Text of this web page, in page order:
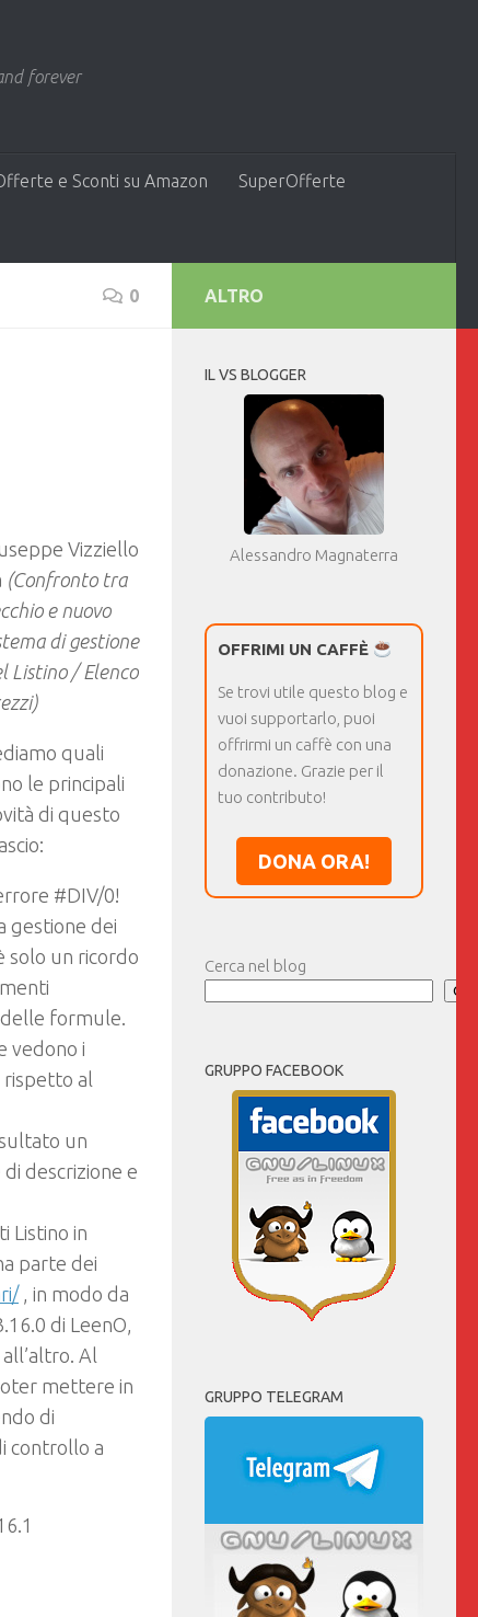
forever
e Sconti su Amazon SuperOfferte
0
Vizziello
(Confronto tra
e nuovo
di gestione
Listino / Elenco
quali
le principali
di questo
#DIV/0!
gestione dei
solo un ricordo
formule.
vedono i
rispetto al
un
descrizione e
Listino in
parte dei
, in modo da
di LeenO,
Al
mettere in
di
controllo a
ALTRO
IL VS BLOGGER
Alessandro Magnaterra
OFFRIMI UN CAFFÈ
Se trovi utile questo blog e
vuoi supportarlo, puoi
offrirmi un caffè con una
donazione. Grazie per il
tuo contributo!
DONA ORA!
Cerca nel blog
GRUPPO FACEBOOK
GRUPPO TELEGRAM